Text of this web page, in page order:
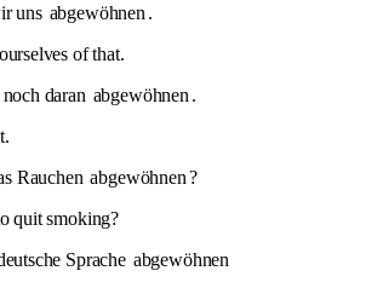
uns abgewöhnen .
of that.
daran abgewöhnen .
Rauchen abgewöhnen?
quit smoking?
Sprache abgewöhnen